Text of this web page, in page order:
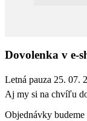
Dovolenka v e-
Letná pauza 25. 07.
Aj my si na chvíľu
Objednávky